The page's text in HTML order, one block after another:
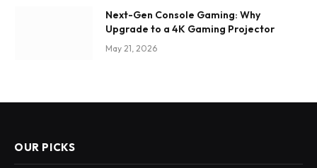
Next-Gen Console Gaming: Why
Upgrade to a 4K Gaming Projector
May 21, 2026
OUR PICKS